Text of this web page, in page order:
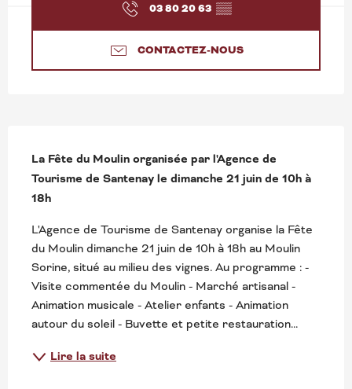
03 80 20 63 ▒▒
CONTACTEZ-NOUS
DESCRIPTION
La Fête du Moulin organisée par l'Agence de
Tourisme de Santenay le dimanche 21 juin de 10h à
18h
L'Agence de Tourisme de Santenay organise la Fête
du Moulin dimanche 21 juin de 10h à 18h au Moulin
Sorine, situé au milieu des vignes. Au programme : -
Visite commentée du Moulin - Marché artisanal -
Animation musicale - Atelier enfants - Animation
autour du soleil - Buvette et petite restauration...
Lire la suite